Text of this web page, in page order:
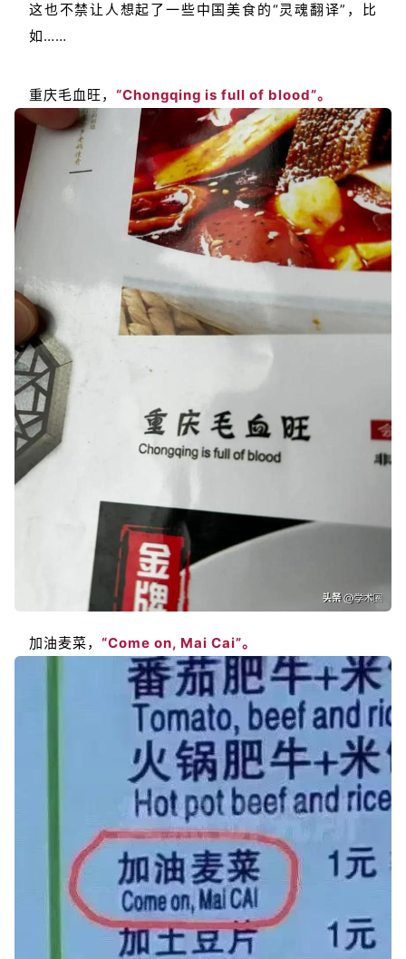
这也不禁让人想起了一些中国美食的“灵魂翻译”，比
如……
重庆毛血旺， “Chongqing is full of blood”。
加油麦菜， “Come on, Mai Cai”。